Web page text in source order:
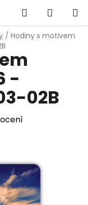
Hledat
KOŠÍK
/ Hodiny s motivem
-
02B